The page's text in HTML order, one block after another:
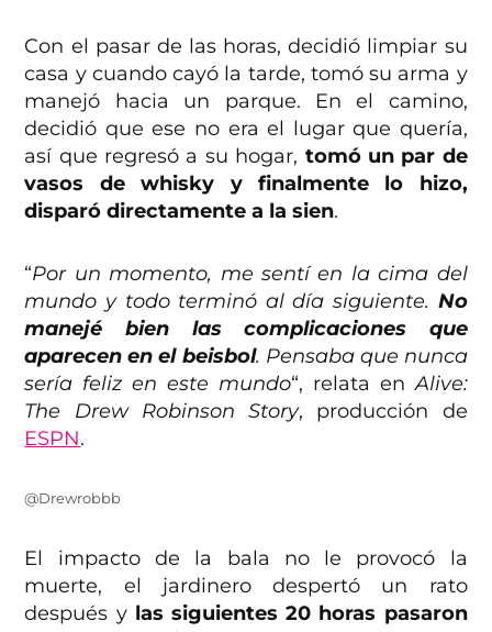
Con el pasar de las horas, decidió limpiar su
casa y cuando cayó la tarde, tomó su arma y
manejó hacia un parque. En el camino,
decidió que ese no era el lugar que quería,
así que regresó a su hogar, tomó un par de
vasos de whisky y finalmente lo hizo,
disparó directamente a la sien.
“Por un momento, me sentí en la cima del
mundo y todo terminó al día siguiente. No
manejé bien las complicaciones que
aparecen en el beisbol. Pensaba que nunca
sería feliz en este mundo“, relata enAlive:
The Drew Robinson Story, producción de
ESPN.
@Drewrobbb
El impacto de la bala no le provocó la
muerte, el jardinero despertó un rato
después ylas siguientes 20 horas pasaron